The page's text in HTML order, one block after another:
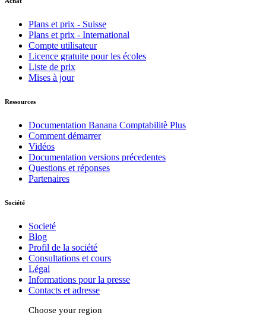
Plans et prix - Suisse
Plans et prix - International
Compte utilisateur
Licence gratuite pour les écoles
Liste de prix
Mises à jour
Ressources
Documentation Banana Comptabilitè Plus
Comment démarrer
Vidéos
Documentation versions précedentes
Questions et réponses
Partenaires
Société
Societé
Blog
Profil de la société
Consultations et cours
Légal
Informations pour la presse
Contacts et adresse
Choose your region